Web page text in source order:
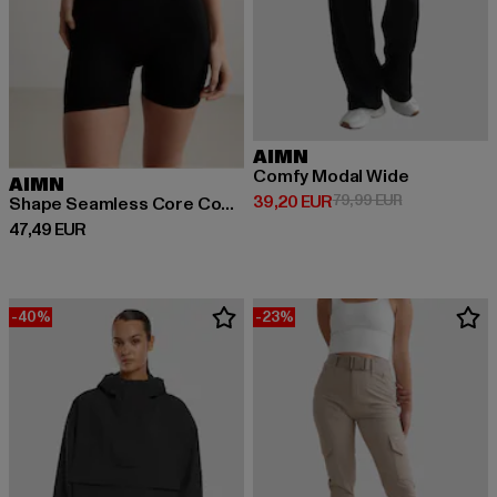
AIMN
Shape Seamless Core Control
47,49 EUR
Derzeitiger Preis: 47,49 EUR
AIMN
Comfy Modal Wide
39,20 EUR
Derzeitiger Preis: 39,20 EUR
79,99 EURAktionspreis:
-40% -23%